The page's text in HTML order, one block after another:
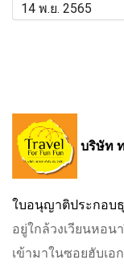
14 พ.ย. 2565
บริษัท
ใบอนุญาติประกอบธุ
อยู่ใกล้วงเวียนหอน
เข้ามาในซอยฮับเอ